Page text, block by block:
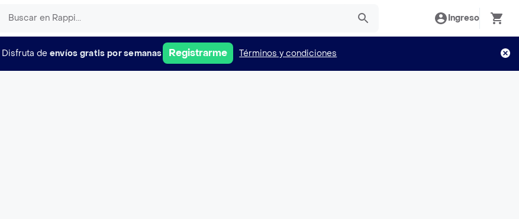
Ingreso
Disfruta de envíos gratis por semanas Registrarme Términos y condiciones